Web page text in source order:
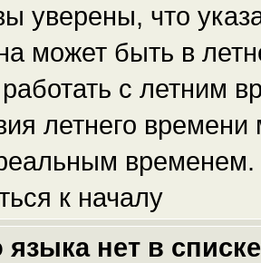
уверены, что
может быть в
с летним
летнего
временем.
к началу
языка нет в